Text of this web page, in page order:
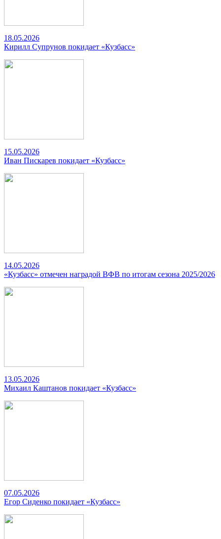
18.05.2026
Кирилл Супрунов покидает «Кузбасс»
15.05.2026
Иван Пискарев покидает «Кузбасс»
14.05.2026
«Кузбасс» отмечен наградой ВФВ по итогам сезона 2025/2026
13.05.2026
Михаил Каштанов покидает «Кузбасс»
07.05.2026
Егор Сиденко покидает «Кузбасс»